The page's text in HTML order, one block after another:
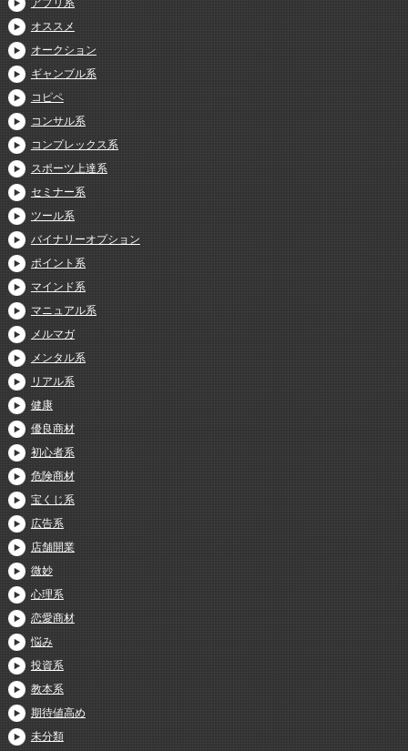
アプリ系
オススメ
オークション
ギャンブル系
コピペ
コンサル系
コンプレックス系
スポーツ上達系
セミナー系
ツール系
バイナリーオプション
ポイント系
マインド系
マニュアル系
メルマガ
メンタル系
リアル系
健康
優良商材
初心者系
危険商材
宝くじ系
広告系
店舗開業
微妙
心理系
恋愛商材
悩み
投資系
教本系
期待値高め
未分類